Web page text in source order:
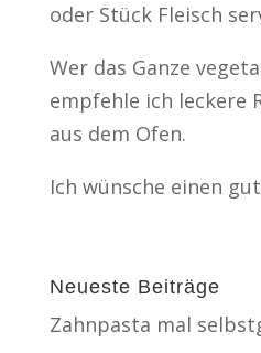
oder Stück Fleisch
Wer das Ganze
empfehle ich leckere
aus dem Ofen.
Ich wünsche einen
Neueste Beiträge
Zahnpasta mal